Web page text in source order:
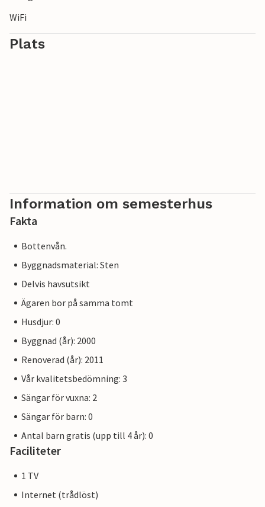
WiFi
Plats
Information om semesterhus
Fakta
Bottenvån.
Byggnadsmaterial: Sten
Delvis havsutsikt
Ägaren bor på samma tomt
Husdjur: 0
Byggnad (år): 2000
Renoverad (år): 2011
Vår kvalitetsbedömning: 3
Sängar för vuxna: 2
Sängar för barn: 0
Antal barn gratis (upp till 4 år): 0
Faciliteter
1 TV
Internet (trådlöst)